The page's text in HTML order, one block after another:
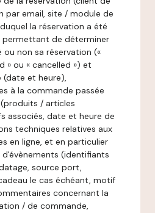
par email, site / module de
la réservation a été
de déterminer
ou non sa réservation («
» ou « cancelled ») et
(date et heure),
à la commande passée
/ articles
associés, date et heure de
techniques relatives aux
en ligne, et en particulier
d'évènements (identifiants
source port,
le cas échéant, motif
concernant la
/ de commande,